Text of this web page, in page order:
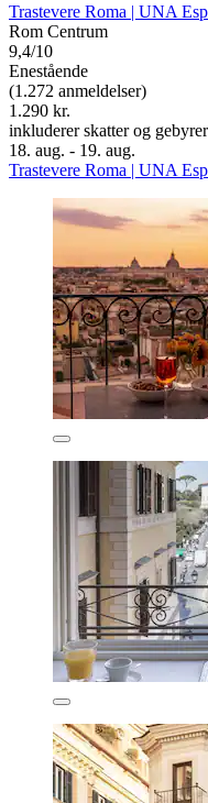
Trastevere Roma | UNA
Rom Centrum
9,4/10
Enestående
(1.272 anmeldelser)
1.290 kr.
inkluderer skatter og gebyrer
18. aug. - 19. aug.
Trastevere Roma | UNA